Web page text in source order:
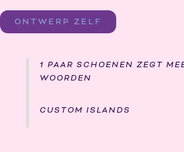
ONTWERP ZELF
1 PAAR SCHOENEN ZEGT
WOORDEN
CUSTOM ISLANDS